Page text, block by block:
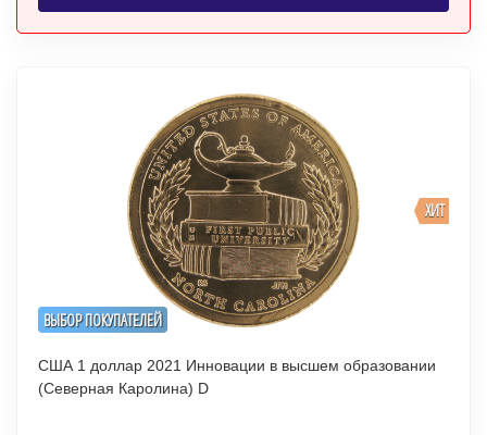
ВЫБОР ПОКУПАТЕЛЕЙ
ХИТ
США 1 доллар 2021 Инновации в высшем образовании
(Северная Каролина) D